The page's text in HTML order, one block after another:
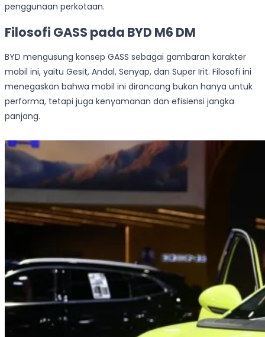
penggunaan perkotaan.
Filosofi GASS pada BYD M6 DM
BYD mengusung konsep GASS sebagai gambaran karakter
mobil ini, yaitu Gesit, Andal, Senyap, dan Super Irit. Filosofi ini
menegaskan bahwa mobil ini dirancang bukan hanya untuk
performa, tetapi juga kenyamanan dan efisiensi jangka
panjang.